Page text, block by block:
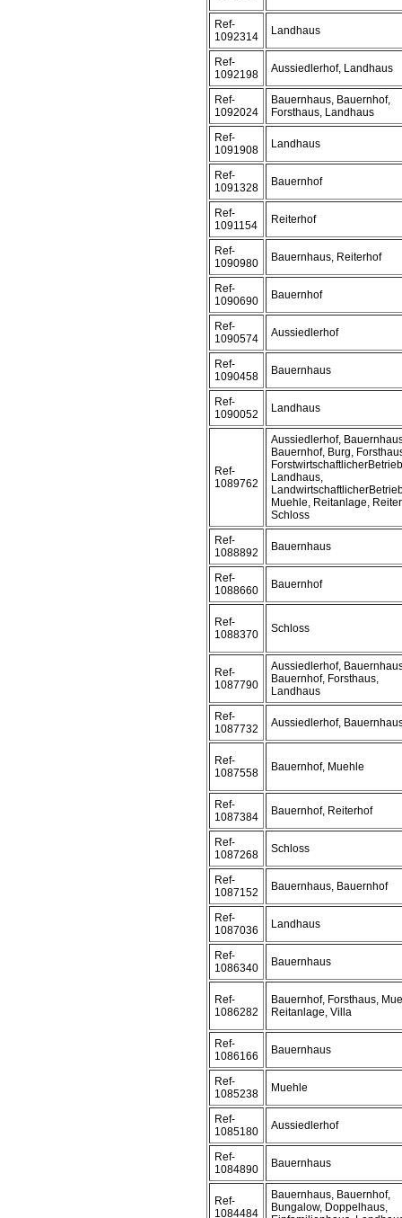
Ref-
1092314
Landhaus
Ref-
1092198
Aussiedlerhof, Landhaus
Ref-
1092024
Bauernhaus, Bauernhof,
Forsthaus, Landhaus
Ref-
1091908
Landhaus
Ref-
1091328
Bauernhof
Ref-
1091154
Reiterhof
Ref-
1090980
Bauernhaus, Reiterhof
Ref-
1090690
Bauernhof
Ref-
1090574
Aussiedlerhof
Ref-
1090458
Bauernhaus
Ref-
1090052
Landhaus
Ref-
1089762
Aussiedlerhof,
Bauernhof, Burg,
Landhaus,
Muehle, Reitanlage,
Schloss
Ref-
1088892
Bauernhaus
Ref-
1088660
Bauernhof
Ref-
1088370
Schloss
Ref-
1087790
Aussiedlerhof,
Bauernhof, Forsthaus,
Landhaus
Ref-
1087732
Aussiedlerhof,
Ref-
1087558
Bauernhof, Muehle
Ref-
1087384
Bauernhof, Reiterhof
Ref-
1087268
Schloss
Ref-
1087152
Bauernhaus, Bauernhof
Ref-
1087036
Landhaus
Ref-
1086340
Bauernhaus
Ref-
1086282
Bauernhof, Forsthaus,
Reitanlage, Villa
Ref-
1086166
Bauernhaus
Ref-
1085238
Muehle
Ref-
1085180
Aussiedlerhof
Ref-
1084890
Bauernhaus
Ref-
1084484
Bauernhaus, Bauernhof,
Bungalow, Doppelhaus,